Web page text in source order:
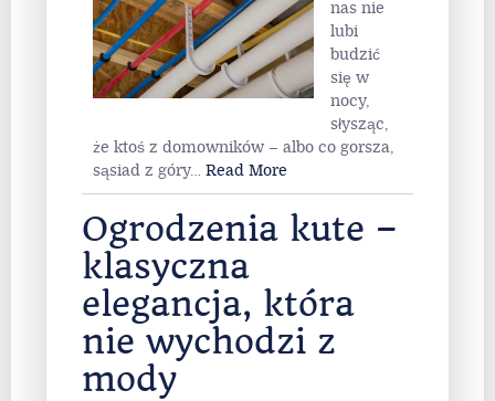
nas nie
lubi
budzić
się w
nocy,
słysząc,
że ktoś z domowników – albo co gorsza,
sąsiad z góry… Read More
Ogrodzenia kute –
klasyczna
elegancja, która
nie wychodzi z
mody